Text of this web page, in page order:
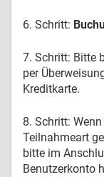
6. Schritt:
7. Schritt: Bitte
per
Kreditkarte.
8. Schritt:
Teilnahmeart
bitte im
Benutzerkonto